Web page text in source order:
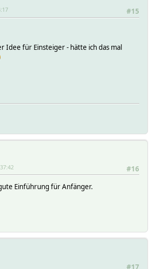
#15
Idee für Einsteiger - hätte ich das mal
#16
Einführung für Anfänger.